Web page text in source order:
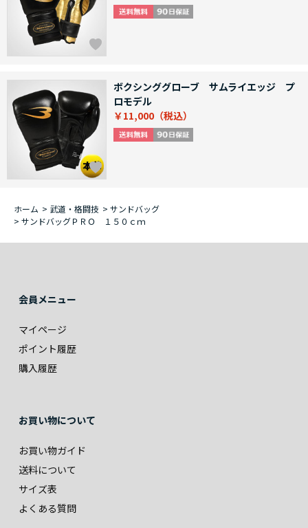
ボクシンググローブ サムライエッジ プ
ロモデル
￥11,000
ホーム > 武道・格闘技 > サンドバッグ
> サンドバッグＰＲＯ １５０ｃｍ
会員メニュー
マイページ
ポイント履歴
購入履歴
お買い物について
お買い物ガイド
送料について
サイズ表
よくある質問